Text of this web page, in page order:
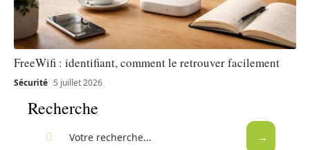
FreeWifi : identifiant, comment le retrouver facilement
Sécurité 5 juillet 2026
Recherche